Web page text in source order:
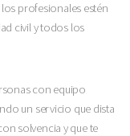
profesionales estén
civil y todos los
con equipo
un servicio que dista
solvencia y que te